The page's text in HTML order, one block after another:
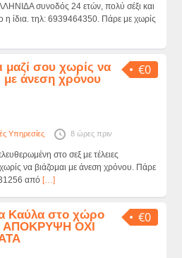
συνοδός 24 ετών, πολύ σέξι και
ίδια. τηλ: 6939464350. Πάρε με χωρίς
€0
μαζί σου χωρίς να
με άνεση χρόνου
Υπηρεσίες 8 ώρες πριν
στο σεξ με τέλειες
να βιάζομαι με άνεση χρόνου. Πάρε
από […]
€0
Καύλα στο χώρο
ΑΠΟΚΡΥΨΗ ΟΧΙ